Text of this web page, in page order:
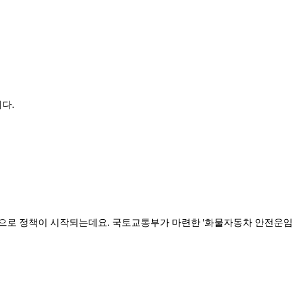
.
정책이 시작되는데요. 국토교통부가 마련한 '화물자동차 안전운임